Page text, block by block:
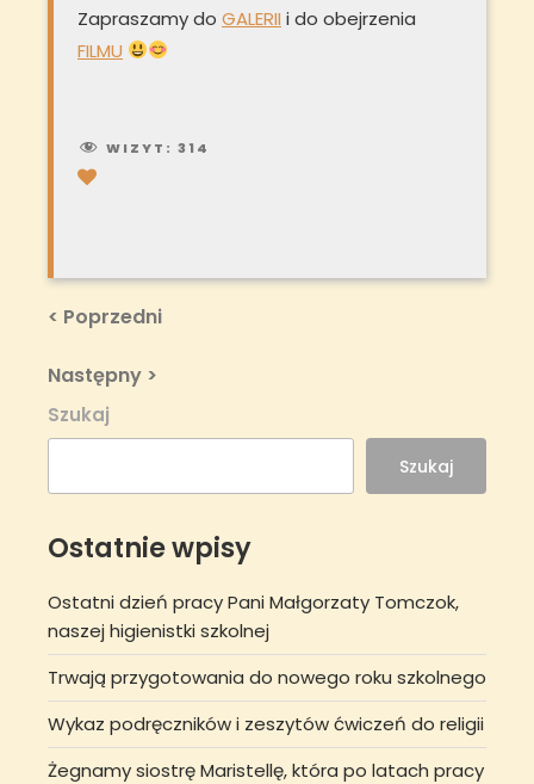
Zapraszamy do GALERII i do obejrzenia
FILMU
WIZYT: 314
Nawigacja
Previous
< Poprzedni
Next
Post
Następny >
Szukaj
Szukaj
Ostatnie wpisy
Ostatni dzień pracy Pani Małgorzaty Tomczok,
naszej higienistki szkolnej
Trwają przygotowania do nowego roku szkolnego
Wykaz podręczników i zeszytów ćwiczeń do religii
Żegnamy siostrę Maristellę, która po latach pracy